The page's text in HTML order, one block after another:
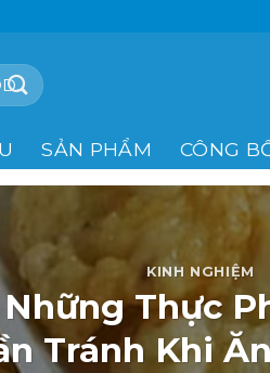
SẢN PHẨM CÔNG
KINH NGHIỆM
Thực
Tránh Khi